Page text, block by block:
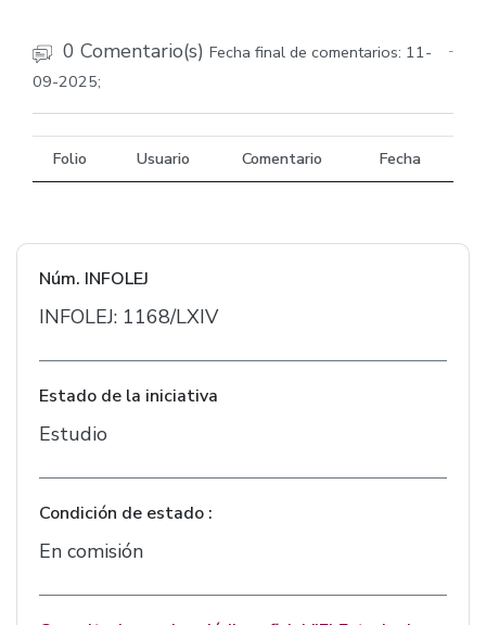
0 Comentario(s) Fecha final de comentarios: 11-
09-2025;
-
Folio Usuario Comentario Fecha
Núm. INFOLEJ
INFOLEJ: 1168/LXIV
Estado de la iniciativa
Estudio
Condición de estado :
En comisión